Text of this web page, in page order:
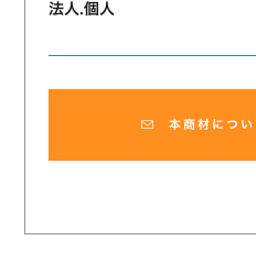
法人.個人
本商材につ